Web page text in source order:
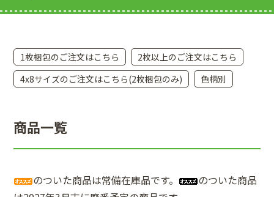
1枚梱包のご注文はこちら
2枚以上のご注文はこちら
4x8サイズのご注文はこちら(2枚梱包のみ)
色柄別
商品一覧
のついた商品は常備在庫品です。
のついた商品